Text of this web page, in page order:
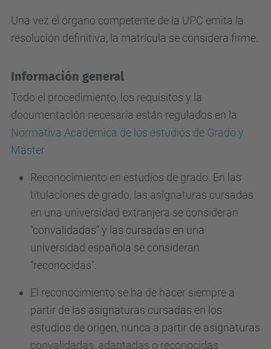
Una vez el órgano competente de la UPC emita la
resolución definitiva, la matrícula se considera firme.
Información general
Todo el procedimiento, los requisitos y la
documentación necesaria están regulados en la
Normativa Académica de los estudios de Grado y
Máster
Reconocimiento en estudios de grado. En las
titulaciones de grado, las asignaturas cursadas
en una universidad extranjera se consideran
“convalidadas” y las cursadas en una
universidad española se consideran
“reconocidas".
El reconocimiento se ha de hacer siempre a
partir de las asignaturas cursadas en los
estudios de origen, nunca a partir de asignaturas
convalidadas, adaptadas o reconocidas